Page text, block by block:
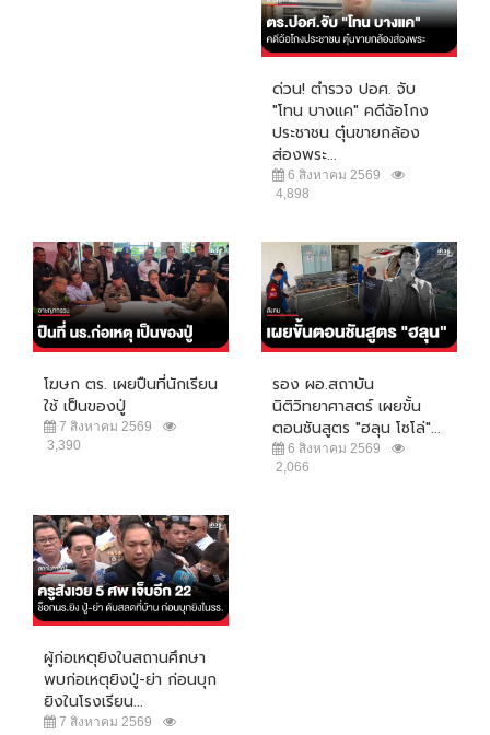
ด่วน! ตำรวจ ปอศ. จับ
"โทน บางแค" คดีฉ้อโกง
ประชาชน ตุ๋นขายกล้อง
ส่องพระ...
6 สิงหาคม 2569
4,898
โฆษก ตร. เผยปืนที่นักเรียน
ใช้ เป็นของปู่
7 สิงหาคม 2569
3,390
รอง ผอ.สถาบัน
นิติวิทยาศาสตร์ เผยขั้น
ตอนชันสูตร "ฮลุน โซโล่"...
6 สิงหาคม 2569
2,066
ผู้ก่อเหตุยิงในสถานศึกษา
พบก่อเหตุยิงปู่-ย่า ก่อนบุก
ยิงในโรงเรียน...
7 สิงหาคม 2569